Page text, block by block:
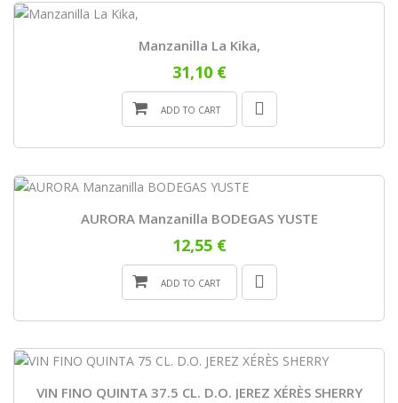
Manzanilla La Kika,
31,10 €
ADD TO CART
AURORA Manzanilla BODEGAS YUSTE
12,55 €
ADD TO CART
VIN FINO QUINTA 37.5 CL. D.O. JEREZ XÉRÈS SHERRY